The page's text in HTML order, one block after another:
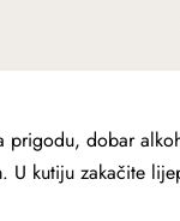
prigodu, dobar
U kutiju zakačite